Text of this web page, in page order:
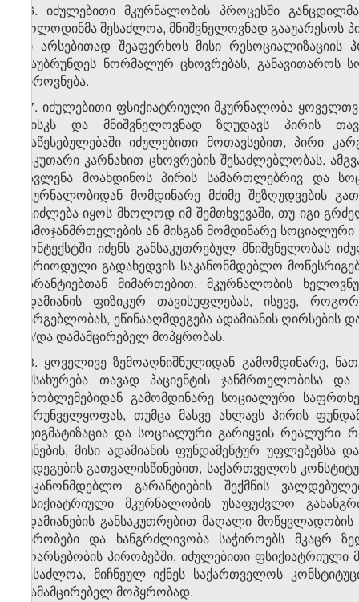
26. იძულებითი მკურნალობის პროცესში
მოლოდინმა შესაძლოა, მნიშვნელოვნად გააუარესოს
კი არსებითად შეაფერხოს მისი
დაუბრუნდეს ნორმალურ ცხოვრებას,
პიროვნება.
27. იძულებითი ფსიქიატრიული მკურნალობა
რისკს და მნიშვნელოვნად ზღუდავს პირის
დაწესებულებაში იძულებითი მოთავსებით, პირი
საკუთარი კარნახით ცხოვრების შესაძლებლობას.
გავლენა მოახდინოს პირის სამართლებრივ და
მკურნალობიდან მომდინარე მძიმე შეზღუდვების
შეიძლება იყოს მხოლოდ იმ შემთხვევაში, თუ იგი
გამოჯანმრთელების ან მისგან მომდინარე
კონტექსტში იძენს განსაკუთრებულ მნიშვნელობას
პერიოდული გადახედვის საკანონმდებლო
გარანტიებთან მიმართებით. მკურნალობის
ადამიანის ფიზიკურ თავისუფლებას, ისევე,
სარგებლობას, ეწინააღმდეგება ადამიანის ღირსების
ან/და დამამცირებელ მოპყრობას.
28. ყოველივე ზემოაღნიშნულიდან გამომდინარე,
ემსახურება თავად პაციენტის ჯანმრთელობისა
პრობლემებიდან გამომდინარე სოციალური
უზრუნველყოფას, თუმცა მასვე ახლავს პირის
სტიგმატიზაცია და სოციალური გარიყვის
ბუნების, მისი ადამიანის ფუნდამენტურ
შედეგების გათვალისწინებით, საქართველოს
საკანონმდებლო გარანტიების შექმნის
ფსიქიატრიული მკურნალობის უსაფუძვლო
ადამიანების განსაკუთრებით მაღალი
პირობები და ხანგრძლივობა საჭიროებს მკაცრ
არარსებობის პირობებში, იძულებითი
შესაძლოა, მიჩნეულ იქნეს საქართველოს
დამამცირებელ მოპყრობად.